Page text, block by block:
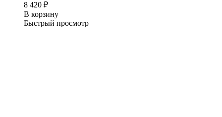
8 420 ₽
В корзину
Быстрый просмотр